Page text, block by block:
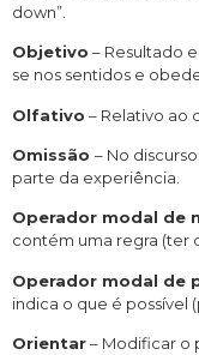
down”.
Objetivo – Resultado
se nos sentidos e
Olfativo – Relativo ao
Omissão – No
parte da experiência.
Operador modal de
contém uma regra (ter
Operador modal de
indica o que é possível
Orientar– Modificar